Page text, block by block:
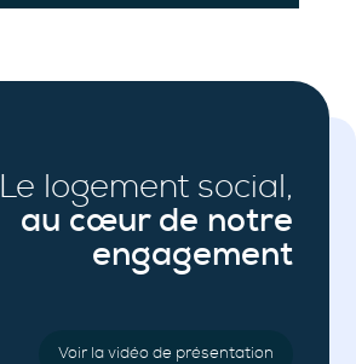
Le logement social,
au cœur de notre
engagement
Voir la vidéo de présentation